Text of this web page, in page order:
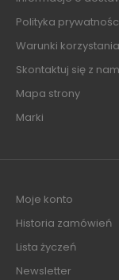
Polityka
Warunki
Skontaktuj się z
Mapa strony
Marki
Moje konto
Historia zamówień
Lista życzeń
Newsletter